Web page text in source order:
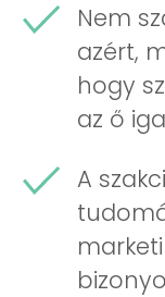
Nem
azért,
hogy
az ő
A